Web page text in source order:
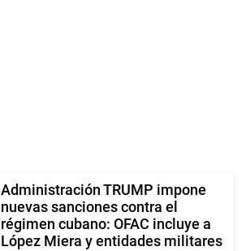
Administración TRUMP impone
nuevas sanciones contra el
régimen cubano: OFAC incluye a
López Miera y entidades militares